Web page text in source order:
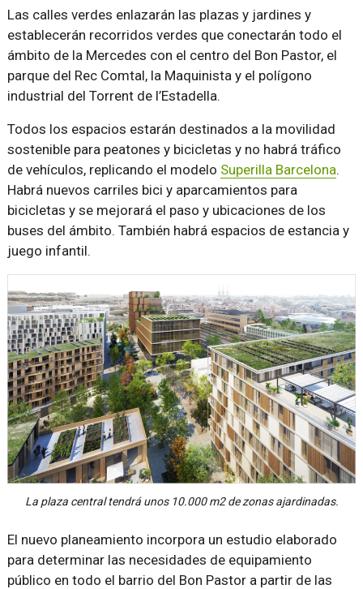
Las calles verdes enlazarán las plazas y jardines y
establecerán recorridos verdes que conectarán todo el
ámbito de la Mercedes con el centro del Bon Pastor, el
parque del Rec Comtal, la Maquinista y el polígono
industrial del Torrent de l’Estadella.
Todos los espacios estarán destinados a la movilidad
sostenible para peatones y bicicletas y no habrá tráfico
de vehículos, replicando el modelo Superilla Barcelona.
Habrá nuevos carriles bici y aparcamientos para
bicicletas y se mejorará el paso y ubicaciones de los
buses del ámbito. También habrá espacios de estancia y
juego infantil.
La plaza central tendrá unos 10.000 m2 de zonas ajardinadas.
El nuevo planeamiento incorpora un estudio elaborado
para determinar las necesidades de equipamiento
público en todo el barrio del Bon Pastor a partir de las